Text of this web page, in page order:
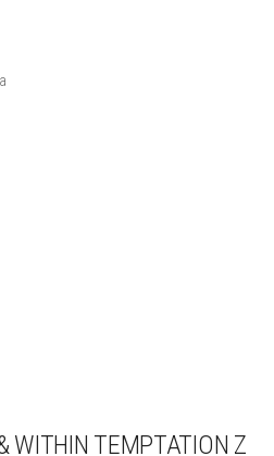
WITHIN TEMPTATION Z